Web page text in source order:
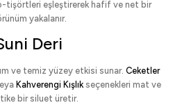
tişörtleri eşleştirerek hafif ve net bir
yakalanır.
Deri
ve temiz yüzey etkisi sunar. Ceketler
Kahverengi Kışlıkseçenekleri mat ve
bir siluet üretir.